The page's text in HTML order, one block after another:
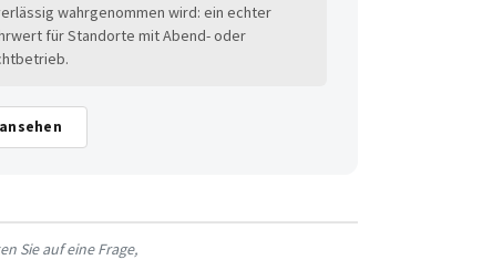
wahrgenommen wird: ein echter
für Standorte mit Abend- oder
Sie auf eine Frage,